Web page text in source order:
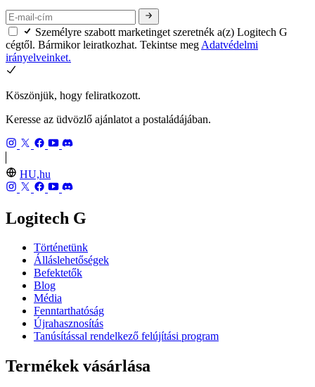
Személyre szabott marketinget szeretnék a(z) Logitech G
cégtől. Bármikor leiratkozhat. Tekintse meg Adatvédelmi
irányelveinket.
Köszönjük, hogy feliratkozott.
Keresse az üdvözlő ajánlatot a postaládájában.
HU,hu
Logitech G
Történetünk
Álláslehetőségek
Befektetők
Blog
Média
Fenntarthatóság
Újrahasznosítás
Tanúsítással rendelkező felújítási program
Termékek vásárlása